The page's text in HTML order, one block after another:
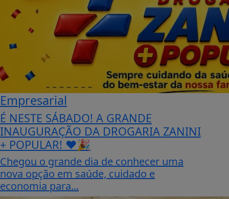
Empresarial
É NESTE SÁBADO! A GRANDE
INAUGURAÇÃO DA DROGARIA ZANINI
+ POPULAR! ❤️🎉
Chegou o grande dia de conhecer uma
nova opção em saúde, cuidado e
economia para...